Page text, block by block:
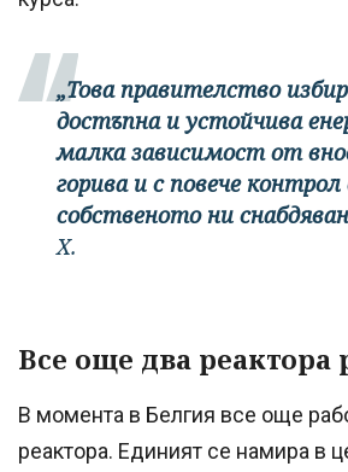
„Това правителство
достъпна и устойчива
малка зависимост от
горива и с повече контрол
собственото ни
X.
Все още два реактора
В момента в Белгия все още
реактора. Единият се намира в